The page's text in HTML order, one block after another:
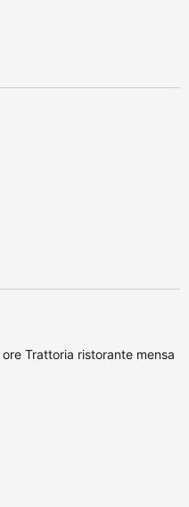
Trattoria ristorante mensa